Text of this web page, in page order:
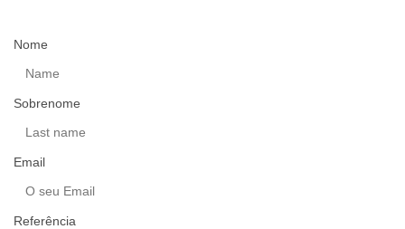
Nome
Sobrenome
Email
Referência